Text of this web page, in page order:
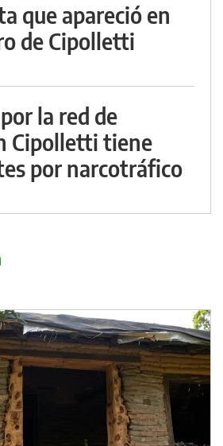
que apareció en
de Cipolletti
la red de
Cipolletti tiene
por narcotráfico